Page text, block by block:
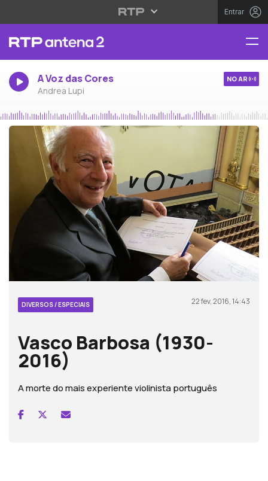
Entrar
A Voz das Cores
Andrea Lupi
NO AR
DIVERSOS / ESPECIAIS 22 fev, 2016, 14:43
Vasco Barbosa (1930-
2016)
A morte do mais experiente violinista português